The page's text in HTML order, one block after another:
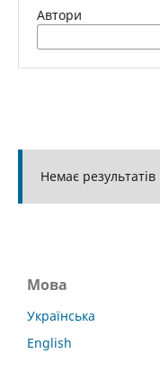
Автори
Немає результатів
Мова
Українська
English